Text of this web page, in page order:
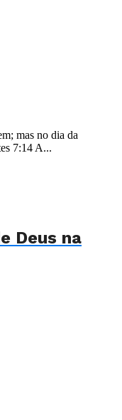
mas no dia da
7:14 A...
Deus na